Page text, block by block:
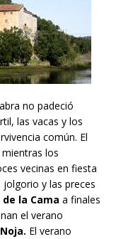
no padeció
las vacas y los
común. El
los
vecinas en fiesta
y las preces
la Cama a finales
el verano
Noja. El verano